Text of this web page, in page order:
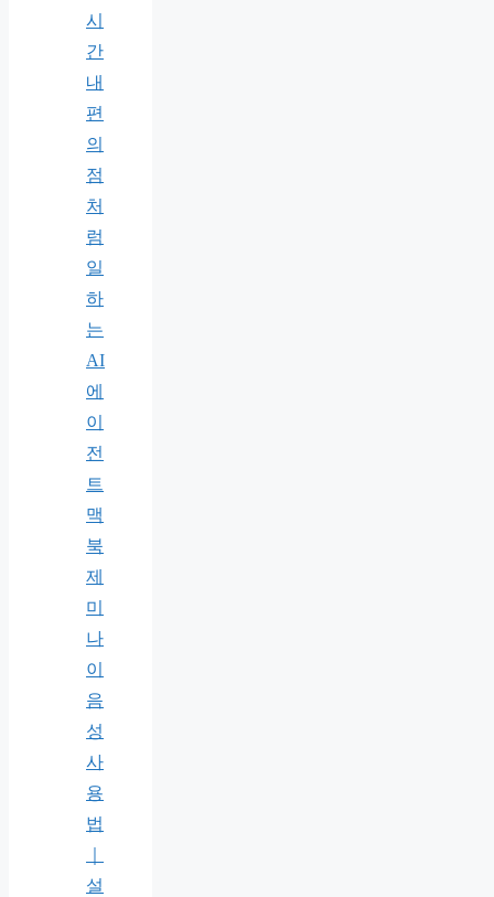
시
간
내
편
의
점
처
럼
일
하
는
AI
에
이
전
트
맥
북
제
미
나
이
음
성
사
용
법
설